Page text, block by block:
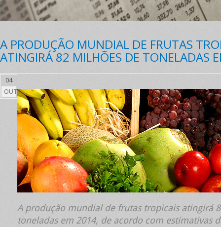
A PRODUÇÃO MUNDIAL DE FRUTAS
ATINGIRÁ 82 MILHÕES DE TONELADAS
04
OUT
A produção mundial de frutas tropicais atingirá
toneladas em 2014, de acordo com estimativas